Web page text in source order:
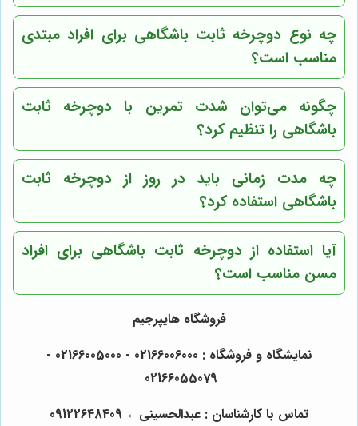
چه نوع دوچرخه ثابت باشگاهی برای افراد مبتدی
مناسب است؟
چگونه می‌توان شدت تمرین با دوچرخه ثابت
باشگاهی را تنظیم کرد؟
چه مدت زمانی باید در روز از دوچرخه ثابت
باشگاهی استفاده کرد؟
آیا استفاده از دوچرخه ثابت باشگاهی برای افراد
مسن مناسب است؟
فروشگاه هایپرجیم
نمایشگاه و فروشگاه : 02166006000 - 02166005000 -
02166055079
تماس با کارشناسان : عبدالحسینی← 09122648409